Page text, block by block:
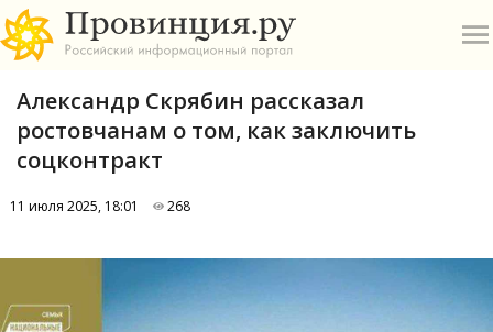
Александр Скрябин рассказал
ростовчанам о том, как заключить
соцконтракт
11 июля 2025, 18:01 268